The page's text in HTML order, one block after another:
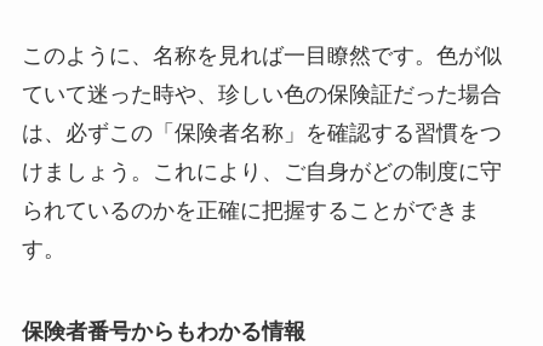
このように、名称を見れば一目瞭然です。色が似
ていて迷った時や、珍しい色の保険証だった場合
は、必ずこの「保険者名称」を確認する習慣をつ
けましょう。これにより、ご自身がどの制度に守
られているのかを正確に把握することができま
す。
保険者番号からもわかる情報